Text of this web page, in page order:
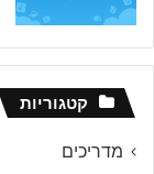
קטגוריות
מדריכים